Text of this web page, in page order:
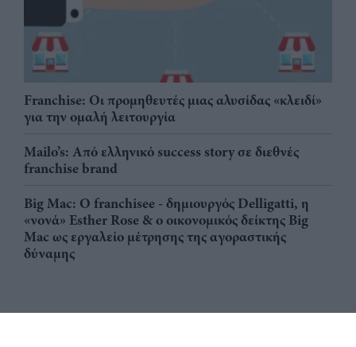
Franchise: Οι προμηθευτές μιας αλυσίδας «κλειδί»
για την ομαλή λειτουργία
Mailo’s: Από ελληνικό success story σε διεθνές
franchise brand
Big Mac: Ο franchisee - δημιουργός Delligatti, η
«νονά» Esther Rose & ο οικονομικός δείκτης Big
Mac ως εργαλείο μέτρησης της αγοραστικής
δύναμης